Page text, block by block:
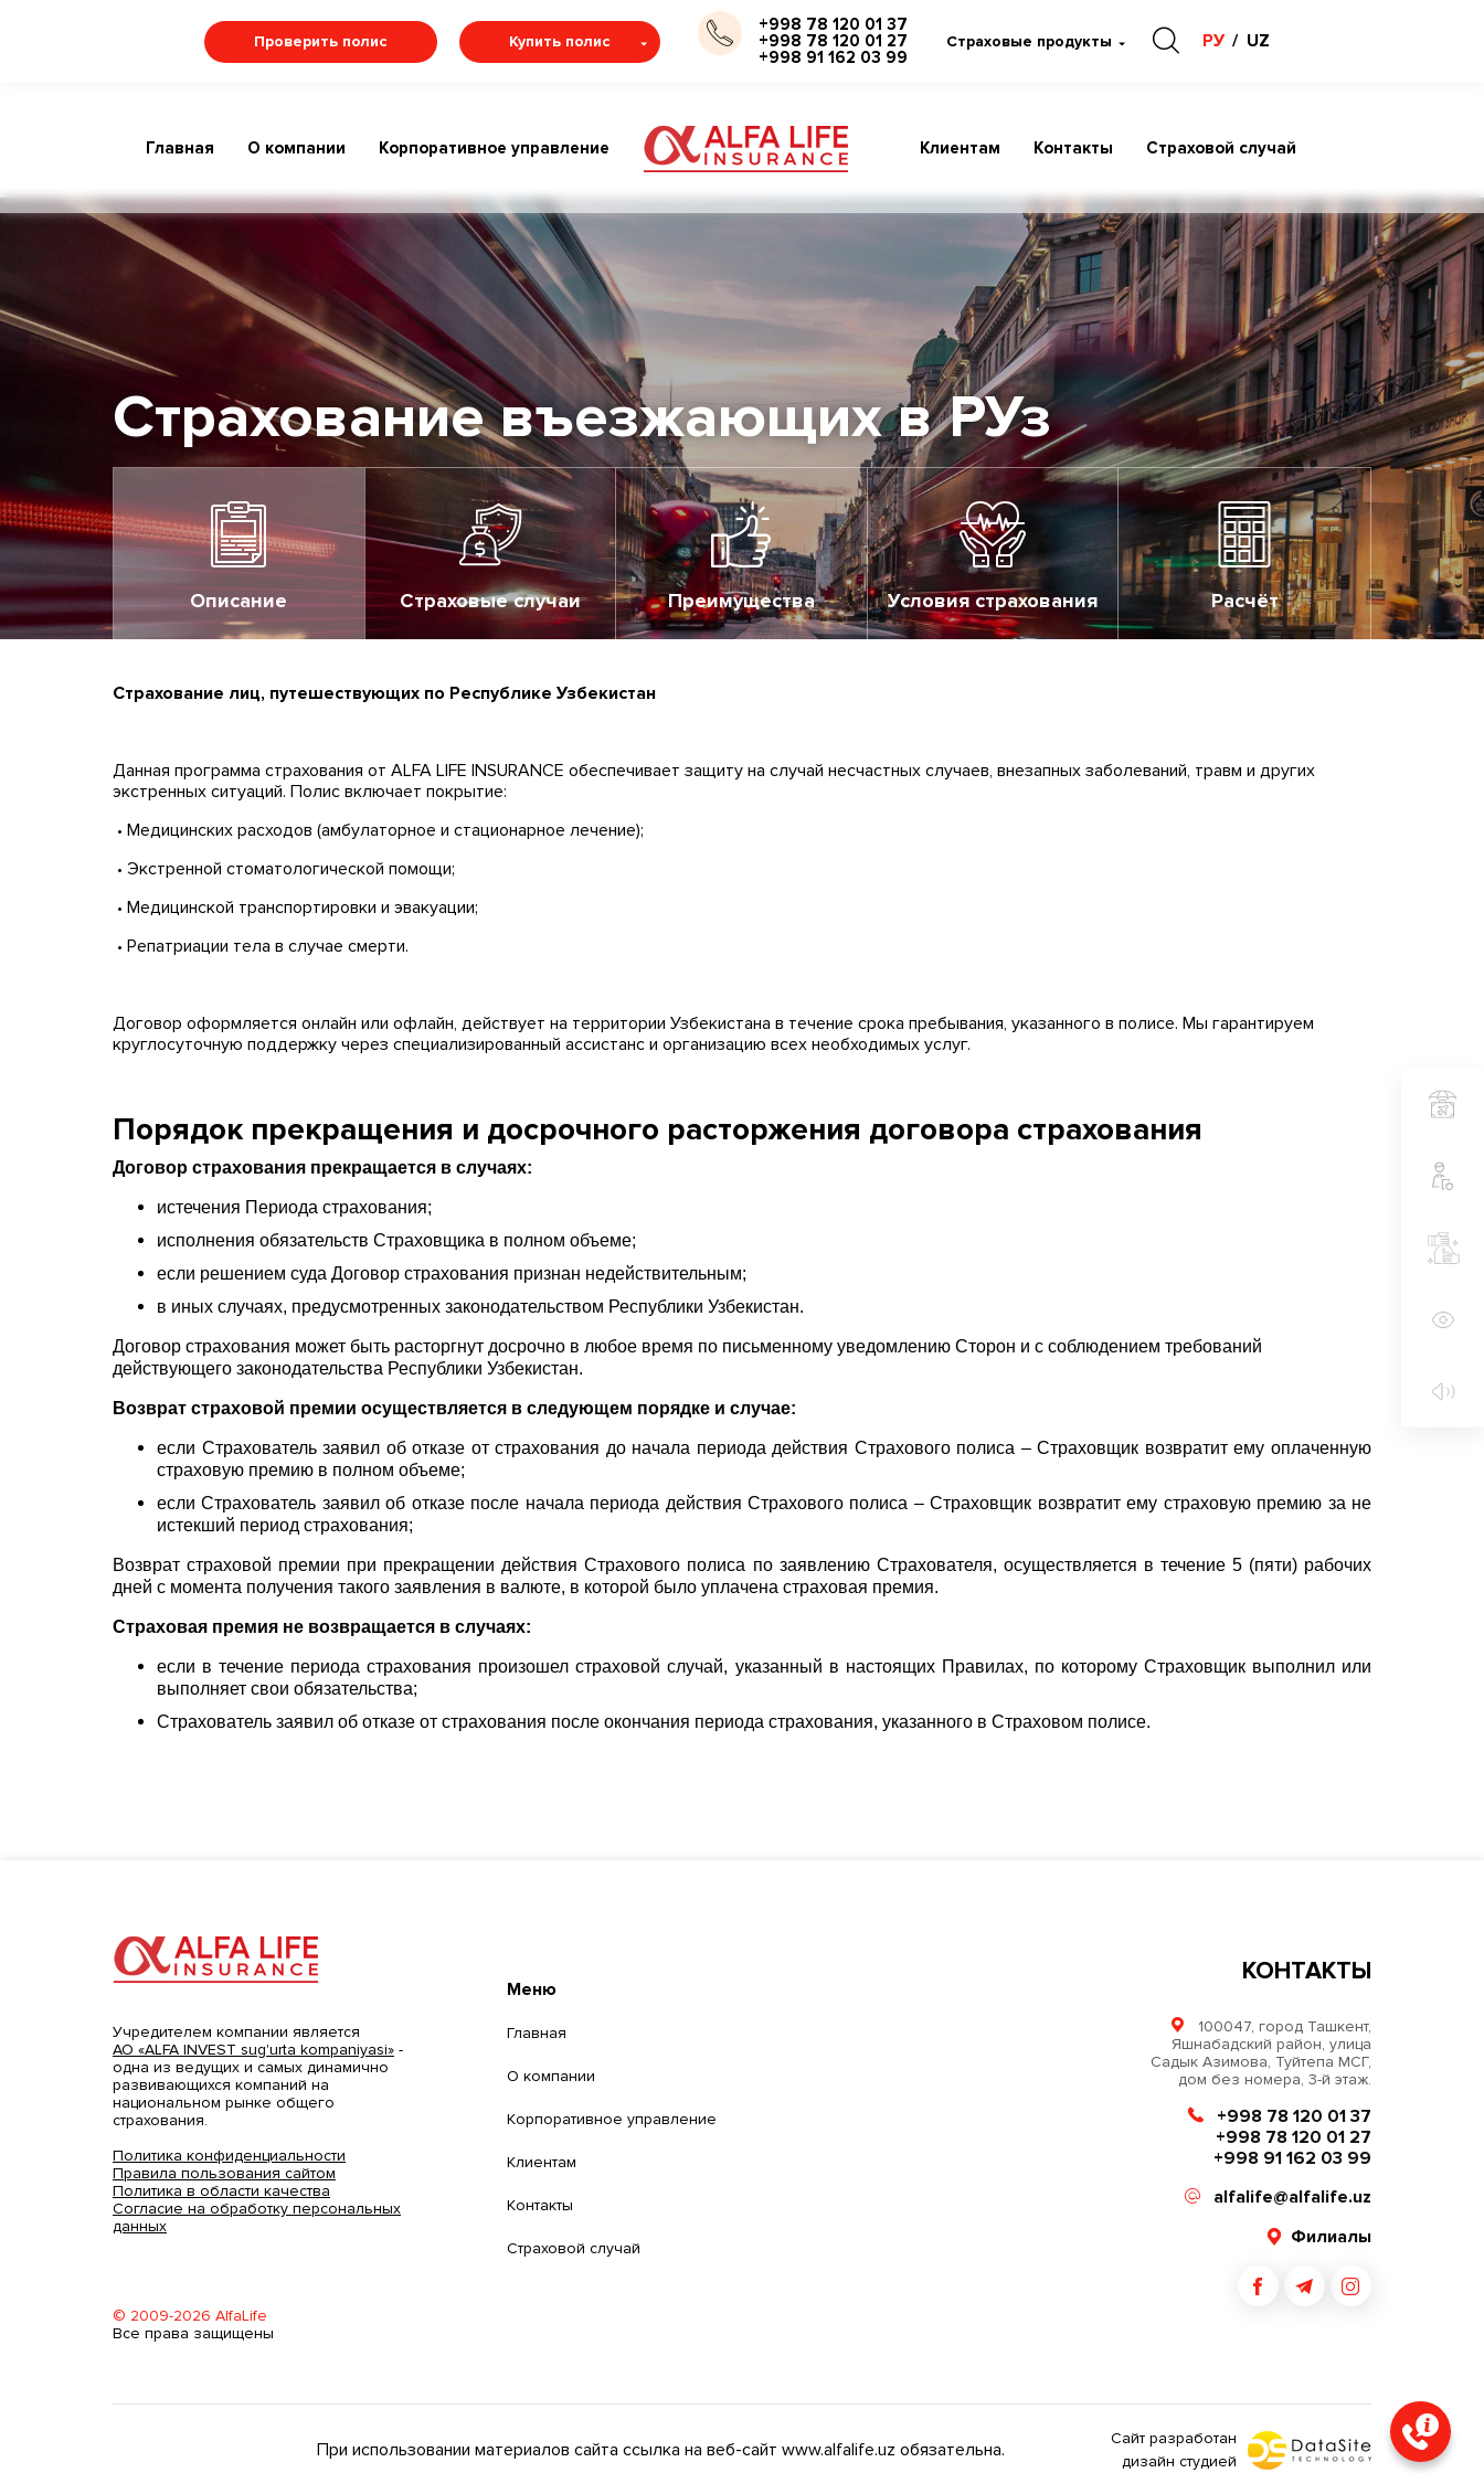
Проверить полис Купить полис
+998 78 120 01 37
+998 78 120 01 27
+998 91 162 03 99
Страховые продукты РУ UZ
Главная О компании Корпоративное управление Клиентам Контакты Страховой случай
Страхование въезжающих в РУз
Описание Страховые случаи Преимущества Условия страхования Расчёт
Страхование лиц, путешествующих по Республике Узбекистан
Данная программа страхования от ALFA LIFE INSURANCE обеспечивает защиту на случай несчастных случаев, внезапных заболеваний, травм и других
экстренных ситуаций. Полис включает покрытие:
• Медицинских расходов (амбулаторное и стационарное лечение);
• Экстренной стоматологической помощи;
• Медицинской транспортировки и эвакуации;
• Репатриации тела в случае смерти.
Договор оформляется онлайн или офлайн, действует на территории Узбекистана в течение срока пребывания, указанного в полисе. Мы гарантируем
круглосуточную поддержку через специализированный ассистанс и организацию всех необходимых услуг.
Порядок прекращения и досрочного расторжения договора страхования
Договор страхования прекращается в случаях:
истечения Периода страхования;
исполнения обязательств Страховщика в полном объеме;
если решением суда Договор страхования признан недействительным;
в иных случаях, предусмотренных законодательством Республики Узбекистан.
Договор страхования может быть расторгнут досрочно в любое время по письменному уведомлению Сторон и с соблюдением требований
действующего законодательства Республики Узбекистан.
Возврат страховой премии осуществляется в следующем порядке и случае:
если Страхователь заявил об отказе от страхования до начала периода действия Страхового полиса – Страховщик возвратит ему оплаченную
страховую премию в полном объеме;
если Страхователь заявил об отказе после начала периода действия Страхового полиса – Страховщик возвратит ему страховую премию за не
истекший период страхования;
Возврат страховой премии при прекращении действия Страхового полиса по заявлению Страхователя, осуществляется в течение 5 (пяти) рабочих
дней с момента получения такого заявления в валюте, в которой было уплачена страховая премия.
Страховая премия не возвращается в случаях:
если в течение периода страхования произошел страховой случай, указанный в настоящих Правилах, по которому Страховщик выполнил или
выполняет свои обязательства;
Страхователь заявил об отказе от страхования после окончания периода страхования, указанного в Страховом полисе.
Учредителем компании является
АО «ALFA INVEST sug'urta kompaniyasi» -
одна из ведущих и самых динамично
развивающихся компаний на
национальном рынке общего
страхования.
Политика конфиденциальности
Правила пользования сайтом
Политика в области качества
Согласие на обработку персональных
данных
© 2009-2026 AlfaLife
Все права защищены
Меню
Главная
О компании
Корпоративное управление
Клиентам
Контакты
Страховой случай
КОНТАКТЫ
100047, город Ташкент,
Яшнабадский район, улица
Садык Азимова, Туйтепа МСГ,
дом без номера, 3-й этаж.
+998 78 120 01 37
+998 78 120 01 27
+998 91 162 03 99
alfalife@alfalife.uz
Филиалы
При использовании материалов сайта ссылка на веб-сайт www.alfalife.uz обязательна.
Сайт разработан
дизайн студией